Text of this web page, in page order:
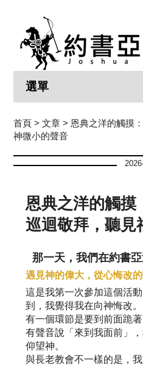
選單
首頁 >文章 > 恩典之洋的觸摸
神微小的聲音
恩典之洋的觸摸
巡迴敬拜，聽見
那一天，我們在約書
遇見神的偉大，從心悔改
這是我第一次參加這個活
到，我覺得我在向神悔改。
有一個環節是要到前面跪
有聲音說「來到我面前」
仰望神。
與長老教會不一樣的是，